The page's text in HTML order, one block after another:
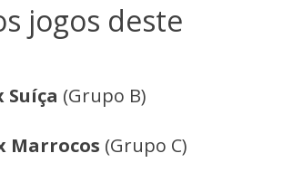
jogos deste
Suíça (Grupo B)
Marrocos (Grupo C)